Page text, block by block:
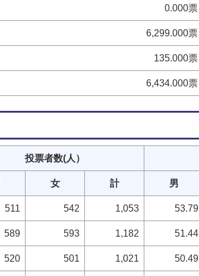
0.000票
6,299.000票
135.000票
6,434.000票
投票者数(人）
女 計 男
511 542 1,053 53.79
589 593 1,182 51.44
520 501 1,021 50.49